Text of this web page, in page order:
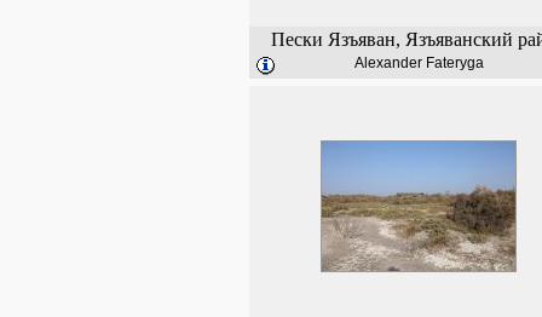
Пески Язъяван, Язъяванский
Alexander Fateryga